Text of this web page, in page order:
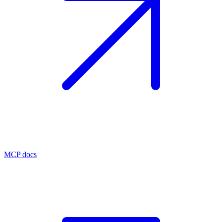
MCP docs